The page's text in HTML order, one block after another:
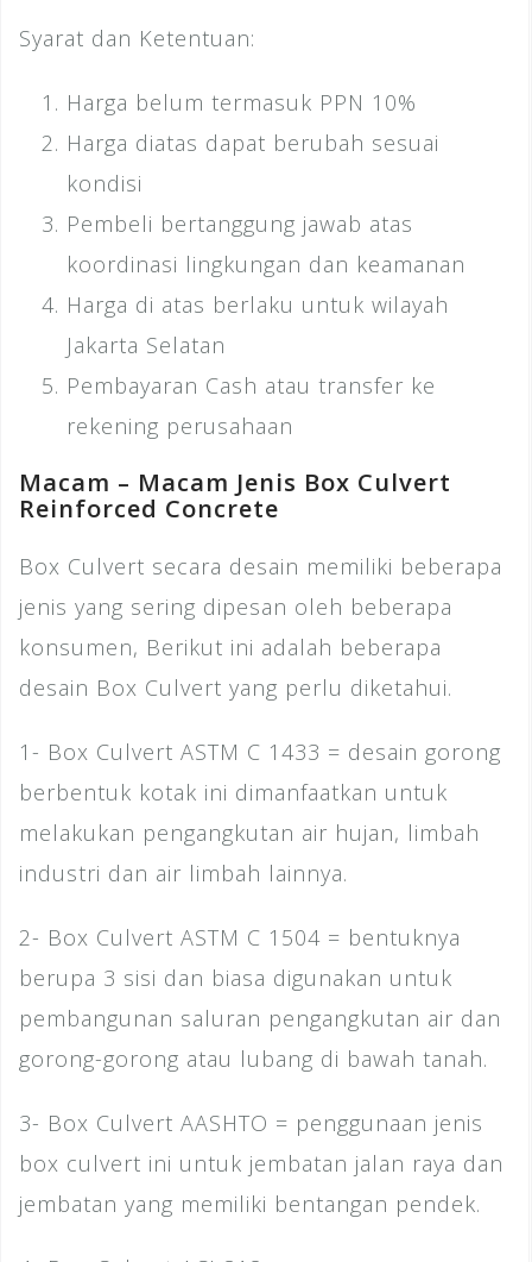
Syarat dan Ketentuan:
Harga belum termasuk PPN 10%
Harga diatas dapat berubah sesuai
kondisi
Pembeli bertanggung jawab atas
koordinasi lingkungan dan keamanan
Harga di atas berlaku untuk wilayah
Jakarta Selatan
Pembayaran Cash atau transfer ke
rekening perusahaan
Macam – Macam Jenis Box Culvert
Reinforced Concrete
Box Culvert secara desain memiliki beberapa
jenis yang sering dipesan oleh beberapa
konsumen, Berikut ini adalah beberapa
desain Box Culvert yang perlu diketahui.
1- Box Culvert ASTM C 1433 = desain gorong
berbentuk kotak ini dimanfaatkan untuk
melakukan pengangkutan air hujan, limbah
industri dan air limbah lainnya.
2- Box Culvert ASTM C 1504 = bentuknya
berupa 3 sisi dan biasa digunakan untuk
pembangunan saluran pengangkutan air dan
gorong-gorong atau lubang di bawah tanah.
3- Box Culvert AASHTO = penggunaan jenis
box culvert ini untuk jembatan jalan raya dan
jembatan yang memiliki bentangan pendek.